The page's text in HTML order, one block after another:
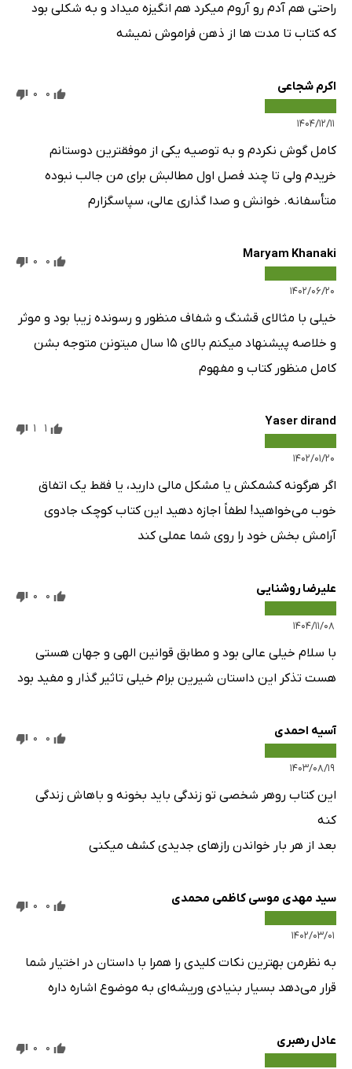
راحتی هم آدم رو آروم میکرد هم انگیزه میداد و به شکلی بود
که کتاب تا مدت ها از ذهن فراموش نمیشه
اکرم شجاعی
۱۴۰۴/۱۲/۱۱
0
0
کامل گوش نکردم و به توصیه یکی از موفقترین دوستانم
خریدم ولی تا چند فصل اول مطالبش برای من جالب نبوده
متأسفانه. خوانش و صدا گذاری عالی، سپاسگزارم
Maryam Khanaki
۱۴۰۲/۰۶/۲۰
0
0
خیلی با مثالای قشنگ و شفاف منظور و رسونده زیبا بود و موثر
و خلاصه پیشنهاد میکنم بالای ۱۵ سال میتونن متوجه بشن
کامل منظور کتاب و مفهوم
Yaser dirand
۱۴۰۲/۰۱/۲۰
1
1
اگر هرگونه کشمکش یا مشکل مالی دارید، یا فقط یک اتفاق
خوب می‌خواهید! لطفاً اجازه دهید این کتاب کوچک جادوی
آرامش‌ بخش خود را روی شما عملی کند
علیرضا روشنایی
۱۴۰۴/۱۱/۰۸
0
0
با سلام خیلی عالی بود و مطابق قوانین الهی و جهان هستی
هست تذکر این داستان شیرین برام خیلی تاثیر گذار و مفید بود
آسیه احمدی
۱۴۰۳/۰۸/۱۹
0
0
این کتاب رو‌هر شخصی تو‌ زندگی باید بخونه و باهاش زندگی
کنه
بعد از هر بار خواندن رازهای جدیدی کشف میکنی
سید مهدی موسی کاظمی محمدی
۱۴۰۲/۰۳/۰۱
0
0
به نظرمن بهترین نکات کلیدی را همرا با داستان در اختیار شما
قرار می‌دهد بسیار بنیادی وریشه‌ای به موضوع اشاره داره
عادل رهبری 0
0